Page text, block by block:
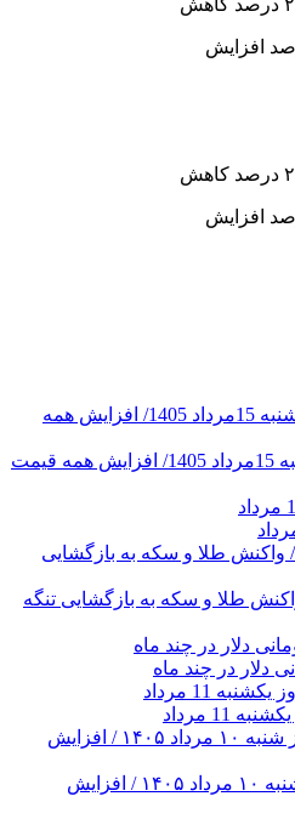
قیمت طلا و سکه امروز پنجشنبه 15مرداد 1405/ افزایش همه قیمت
طلا و سکه به بازگشایی تنگه
مرداد
قیمت جدید دلار و یورو امروز شنبه ۱۰ مرداد ۱۴۰۵ / افزایش